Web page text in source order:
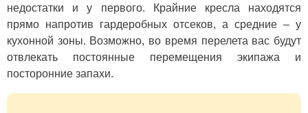
недостатки и у первого. Крайние кресла находятся
прямо напротив гардеробных отсеков, а средние – у
кухонной зоны. Возможно, во время перелета вас будут
отвлекать постоянные перемещения экипажа и
посторонние запахи.